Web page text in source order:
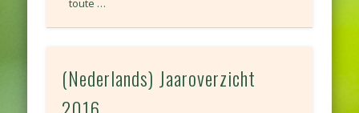
(Nederlands) Jaaroverzicht